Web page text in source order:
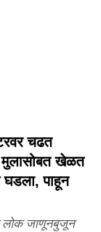
चढत
मुलासोबत खेळत
पाहून
जाणूनबुजून